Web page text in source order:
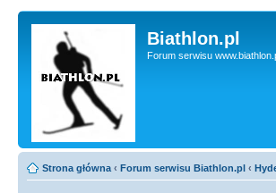
Biathlon.pl
Forum serwisu
Strona główna ‹ Forum serwisu Biathlon.pl ‹